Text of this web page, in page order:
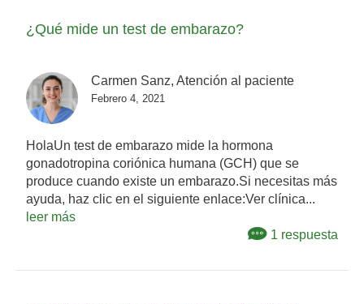
¿Qué mide un test de embarazo?
Carmen Sanz, Atención al paciente
Febrero 4, 2021
HolaUn test de embarazo mide la hormona
gonadotropina coriónica humana (GCH) que se
produce cuando existe un embarazo.Si necesitas más
ayuda, haz clic en el siguiente enlace:Ver clínica...
leer más
1 respuesta